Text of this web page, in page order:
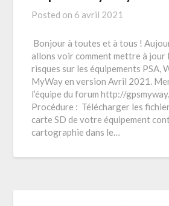
Posted on 6 avril 2021
Bonjour à toutes et à tous !
allons voir comment mettre à jour
risques sur les équipements PSA,
MyWay en version Avril 2021.
l’équipe du forum http://
Procédure : Télécharger les
carte SD de votre équipement
cartographie dans le…